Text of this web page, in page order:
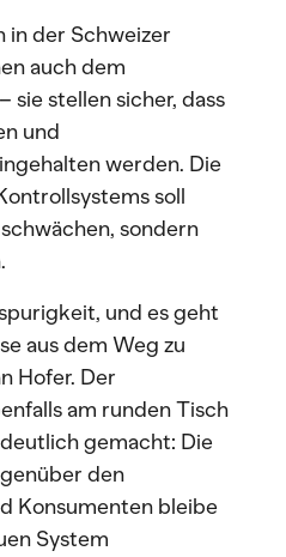
in der Schweizer
auch dem
sie stellen sicher, dass
und
werden. Die
soll
sondern
und es geht
aus dem Weg zu
Hofer. Der
am runden Tisch
gemacht: Die
den
Konsumenten bleibe
System